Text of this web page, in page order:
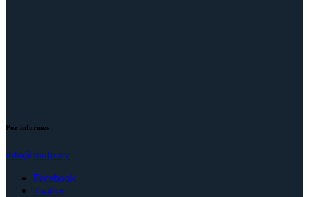
Por informes
info@mufp.uy
Facebook
Twitter